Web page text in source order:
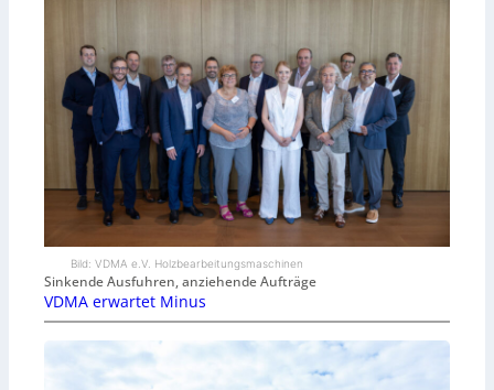
Bild: VDMA e.V. Holzbearbeitungsmaschinen
Sinkende Ausfuhren, anziehende Aufträge
VDMA erwartet Minus